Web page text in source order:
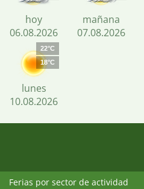
hoy
06.08.2026
mañana
07.08.2026
22°C
18°C
lunes
10.08.2026
Ferias por sector de actividad